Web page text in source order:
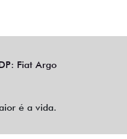
Fiat Argo
é a vida.